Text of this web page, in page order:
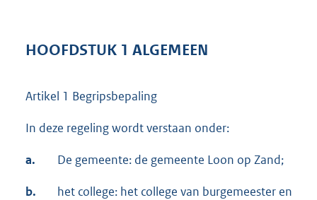
HOOFDSTUK 1 ALGEMEEN
Artikel 1 Begripsbepaling
In deze regeling wordt verstaan onder:
a. De gemeente: de gemeente Loon op Zand;
b.
het college: het college van burgemeester en